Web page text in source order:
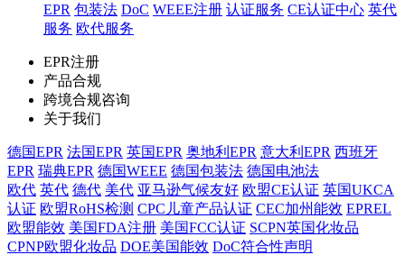
EPR 包装法 DoC WEEE注册 认证服务 CE认证中心 英代
服务 欧代服务
EPR注册
产品合规
跨境合规咨询
关于我们
德国EPR 法国EPR 英国EPR 奥地利EPR 意大利EPR 西班牙
EPR 瑞典EPR 德国WEEE 德国包装法 德国电池法
欧代 英代 德代 美代 亚马逊气候友好 欧盟CE认证 英国UKCA
认证 欧盟RoHS检测 CPC儿童产品认证 CEC加州能效 EPREL
欧盟能效 美国FDA注册 美国FCC认证 SCPN英国化妆品
CPNP欧盟化妆品 DOE美国能效 DoC符合性声明